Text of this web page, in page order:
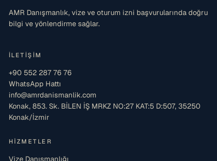
AMR Danışmanlık, vize ve oturum izni başvurularında doğru
bilgi ve yönlendirme sağlar.
İLETIŞIM
+90 552 287 76 76
WhatsApp Hattı
info@amrdanismanlik.com
Konak, 853. Sk. BİLEN İŞ MRKZ NO:27 KAT:5 D:507, 35250
Konak/İzmir
HIZMETLER
Vize Danışmanlığı